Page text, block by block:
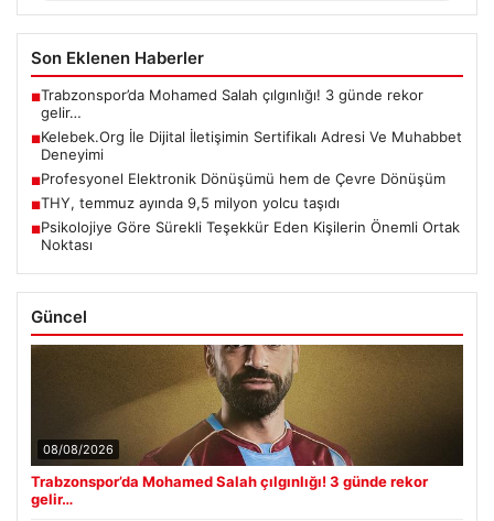
Son Eklenen Haberler
■Trabzonspor’da Mohamed Salah çılgınlığı! 3 günde rekor
gelir…
■Kelebek.Org İle Dijital İletişimin Sertifikalı Adresi Ve Muhabbet
Deneyimi
■Profesyonel Elektronik Dönüşümü hem de Çevre Dönüşüm
■THY, temmuz ayında 9,5 milyon yolcu taşıdı
■Psikolojiye Göre Sürekli Teşekkür Eden Kişilerin Önemli Ortak
Noktası
Güncel
08/08/2026
Trabzonspor’da Mohamed Salah çılgınlığı! 3 günde rekor
gelir…